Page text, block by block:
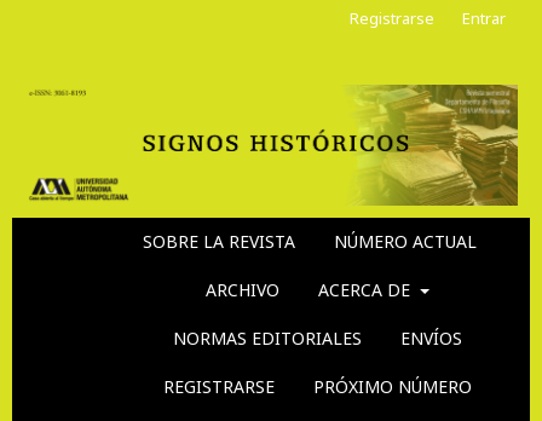
SOBRE LA REVISTA NÚMERO ACTUAL
ARCHIVO ACERCA DE
NORMAS EDITORIALES ENVÍOS
REGISTRARSE PRÓXIMO NÚMERO
Registrarse Entrar